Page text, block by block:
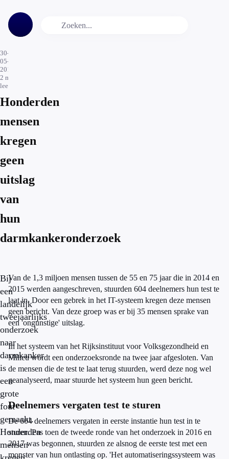
30-
05-
2018
2 min.
leestijd
Honderden
mensen
kregen
geen
uitslag
van
hun
darmkankeronderzoek
Bij
een
landelijk
tweejaarlijks
onderzoek
naar
darmkanker
is
een
grote
fout
gemaakt.
Honderden
mensen
Van de 1,3 miljoen mensen tussen de 55 en 75 jaar die in 2014 en
2015 werden aangeschreven, stuurden 604 deelnemers hun test te
laat in. Door een gebrek in het IT-systeem kregen deze mensen
geen bericht. Van deze groep was er bij 35 mensen sprake van
een 'ongunstige' uitslag.
In het systeem van het Rijksinstituut voor Volksgezondheid en
Milieu wordt een onderzoeksronde na twee jaar afgesloten. Van
de mensen die de test te laat terug stuurden, werd deze nog wel
geanalyseerd, maar stuurde het systeem hun geen bericht.
Deelnemers vergaten test te sturen
De 604 deelnemers vergaten in eerste instantie hun test in te
sturen. Pas toen de tweede ronde van het onderzoek in 2016 en
2017 was begonnen, stuurden ze alsnog de eerste test met een
monster van hun ontlasting op. 'Het automatiseringssysteem was